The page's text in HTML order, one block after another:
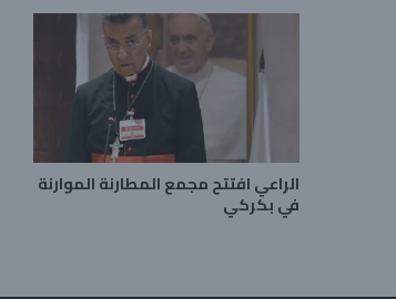
الراعي افتتح مجمع المطارنة الموارنة
في بكركي